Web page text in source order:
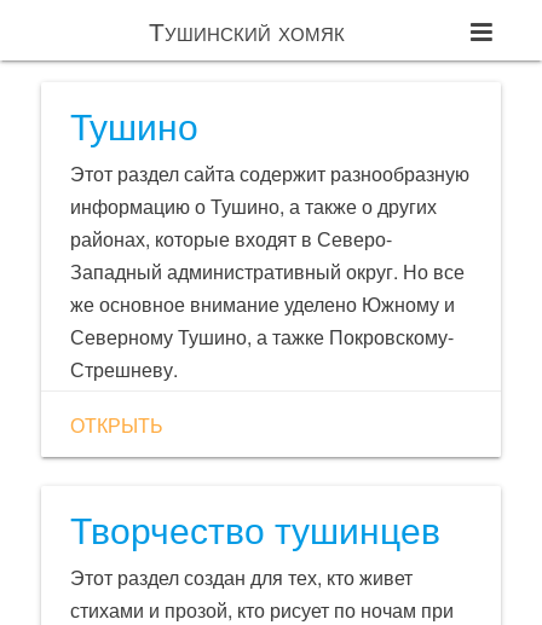
Тушинский хомяк
Тушино
Этот раздел сайта содержит разнообразную
информацию о Тушино, а также о других
районах, которые входят в Северо-
Западный административный округ. Но все
же основное внимание уделено Южному и
Северному Тушино, а тажке Покровскому-
Стрешневу.
ОТКРЫТЬ
Творчество тушинцев
Этот раздел создан для тех, кто живет
стихами и прозой, кто рисует по ночам при